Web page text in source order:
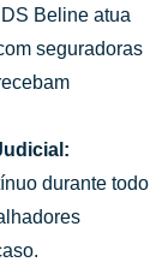
Beline atua
seguradoras
durante todo